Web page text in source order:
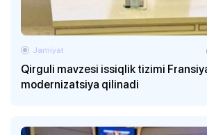
Qirguli mavzesi issiqlik tizimi
modernizatsiya qilinadi
Jamiyat